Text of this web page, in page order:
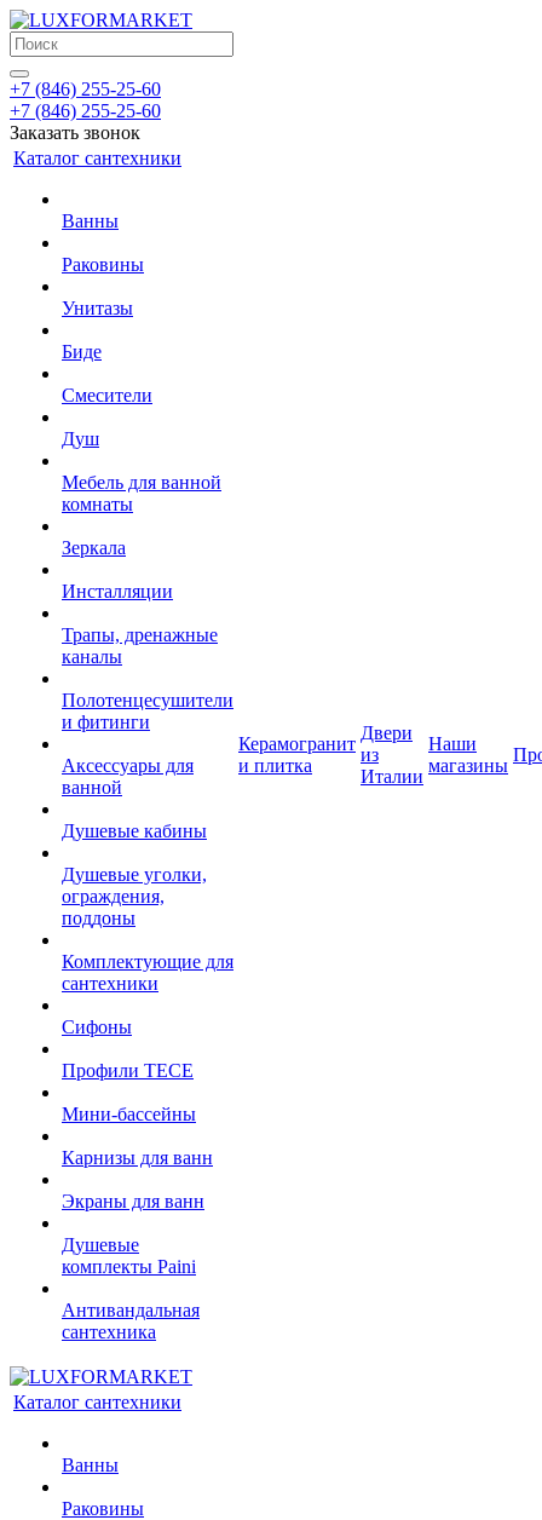
+7 (846) 255-25-60
+7 (846) 255-25-60
Заказать звонок
Каталог сантехники
Ванны
Раковины
Унитазы
Биде
Смесители
Душ
Мебель для ванной
комнаты
Зеркала
Инсталляции
Трапы, дренажные
каналы
Полотенцесушители
и фитинги
Аксессуары для
ванной
Душевые кабины
Душевые уголки,
ограждения,
поддоны
Комплектующие для
сантехники
Сифоны
Профили TECE
Мини-бассейны
Карнизы для ванн
Экраны для ванн
Душевые
комплекты Paini
Антивандальная
сантехника
Керамогранит
и плитка
Двери
из
Италии
Наши
магазины
Каталог сантехники
Ванны
Раковины